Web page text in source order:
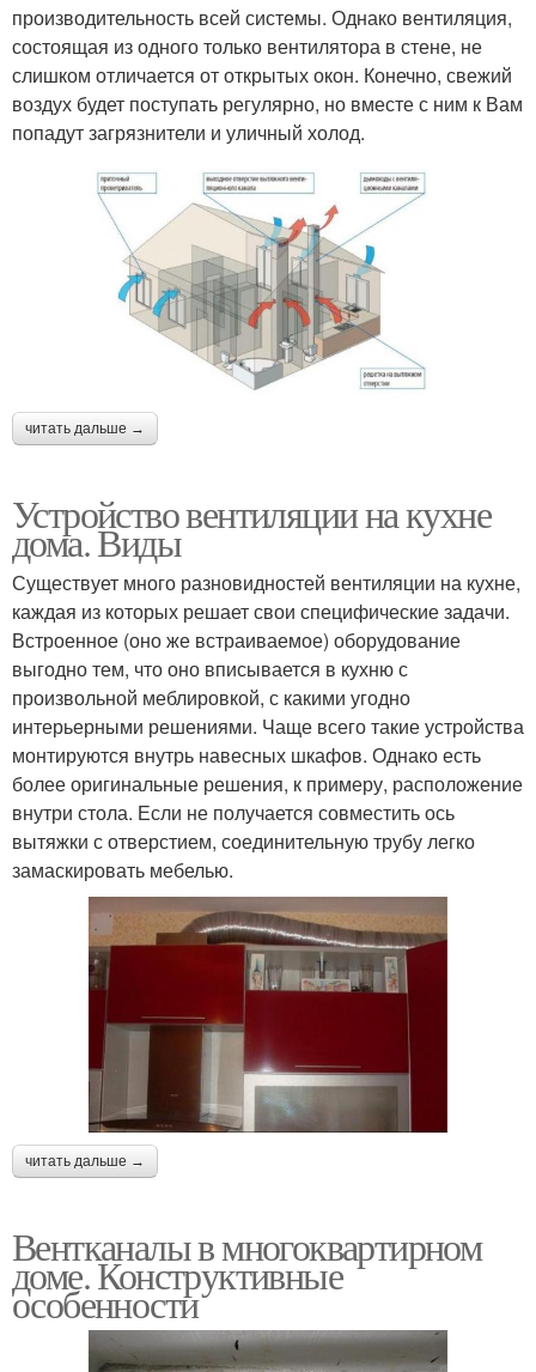
производительность всей системы. Однако вентиляция,
состоящая из одного только вентилятора в стене, не
слишком отличается от открытых окон. Конечно, свежий
воздух будет поступать регулярно, но вместе с ним к Вам
попадут загрязнители и уличный холод.
читать дальше →
Устройство вентиляции на кухне
дома. Виды
Существует много разновидностей вентиляции на кухне,
каждая из которых решает свои специфические задачи.
Встроенное (оно же встраиваемое) оборудование
выгодно тем, что оно вписывается в кухню с
произвольной меблировкой, с какими угодно
интерьерными решениями. Чаще всего такие устройства
монтируются внутрь навесных шкафов. Однако есть
более оригинальные решения, к примеру, расположение
внутри стола. Если не получается совместить ось
вытяжки с отверстием, соединительную трубу легко
замаскировать мебелью.
читать дальше →
Вентканалы в многоквартирном
доме. Конструктивные
особенности